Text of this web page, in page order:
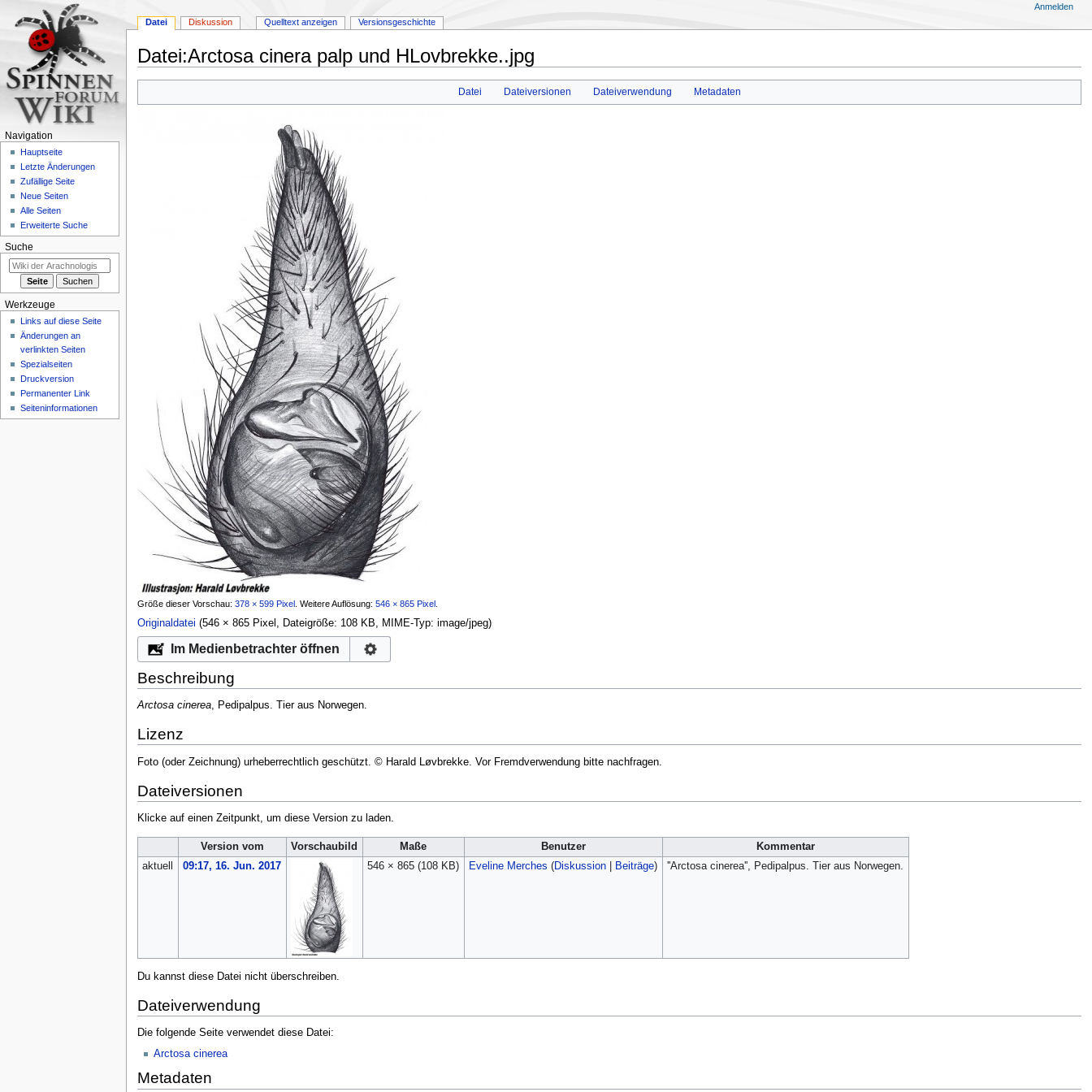
Datei:Arctosa cinera palp und HLovbrekke..jpg
Datei Dateiversionen Dateiverwendung Metadaten
Größe dieser Vorschau: 378 × 599 Pixel. Weitere Auflösung: 546 × 865 Pixel.
Originaldatei (546 × 865 Pixel, Dateigröße: 108 KB, MIME-Typ: image/jpeg)
Im Medienbetrachter öffnen
Beschreibung
Arctosa cinerea, Pedipalpus. Tier aus Norwegen.
Lizenz
Foto (oder Zeichnung) urheberrechtlich geschützt. © Harald Løvbrekke. Vor Fremdverwendung bitte nachfragen.
Dateiversionen
Klicke auf einen Zeitpunkt, um diese Version zu laden.
Version vom Vorschaubild Maße Benutzer
Kommentar
aktuell
09:17, 16. Jun. 2017 546 × 865 (108 KB) Eveline Merches (Diskussion| Beiträge) ''Arctosa cinerea'', Pedipalpus. Tier aus Norwegen.
Du kannst diese Datei nicht überschreiben.
Dateiverwendung
Die folgende Seite verwendet diese Datei:
Arctosa cinerea
Metadaten
Datei Diskussion Quelltext anzeigen Versionsgeschichte
Anmelden
Navigation
Hauptseite
Letzte Änderungen
Zufällige Seite
Neue Seiten
Alle Seiten
Erweiterte Suche
Suche
Werkzeuge
Links auf diese Seite
Änderungen an
verlinkten Seiten
Spezialseiten
Druckversion
Permanenter Link
Seiten­­informationen